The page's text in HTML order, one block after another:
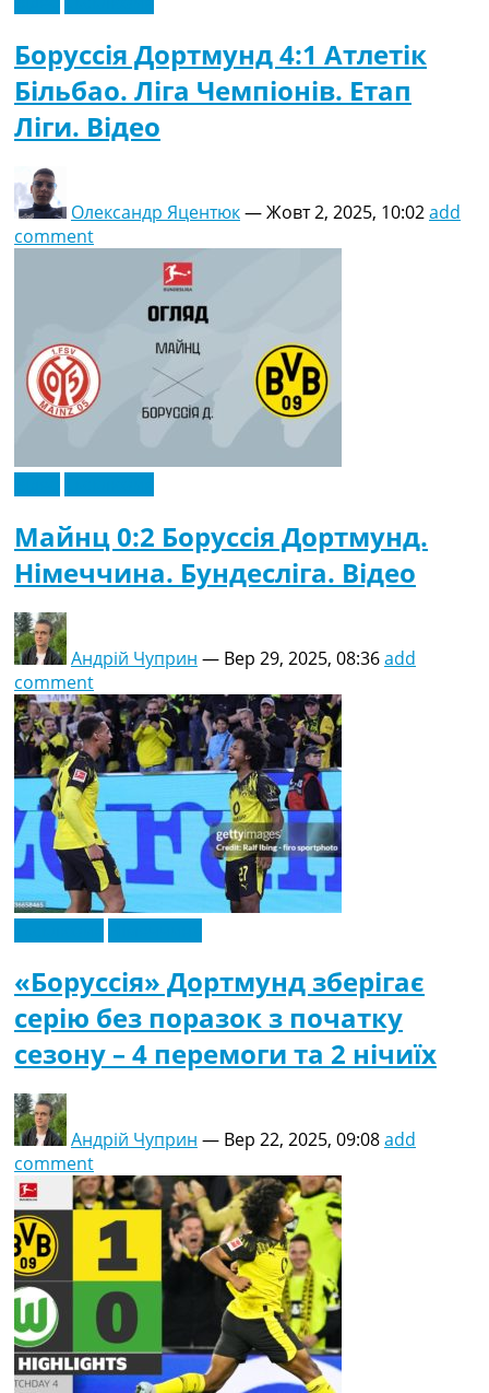
Боруссія Дортмунд 4:1 Атлетік
Більбао. Ліга Чемпіонів. Етап
Ліги. Відео
Олександр Яцентюк—Жовт 2, 2025, 10:02add
comment
Майнц 0:2 Боруссія Дортмунд.
Німеччина. Бундесліга. Відео
Андрій Чуприн — Вер 29, 2025, 08:36add
comment
«Боруссія» Дортмунд зберігає
серію без поразок з початку
сезону – 4 перемоги та 2 нічиїх
Андрій Чуприн — Вер 22, 2025, 09:08add
comment